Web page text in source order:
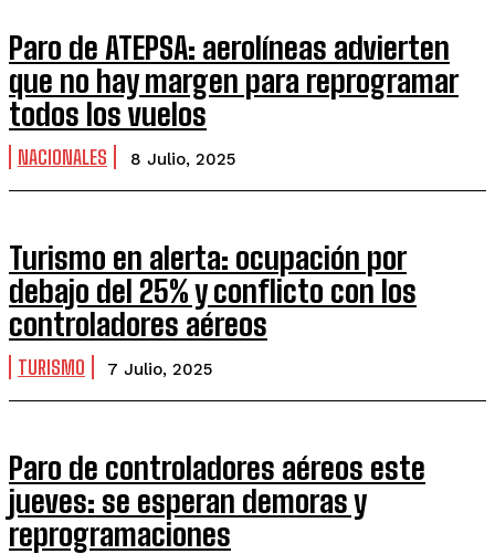
Paro de ATEPSA: aerolíneas advierten
que no hay margen para reprogramar
todos los vuelos
NACIONALES 8 Julio, 2025
Turismo en alerta: ocupación por
debajo del 25% y conflicto con los
controladores aéreos
TURISMO 7 Julio, 2025
Paro de controladores aéreos este
jueves: se esperan demoras y
reprogramaciones